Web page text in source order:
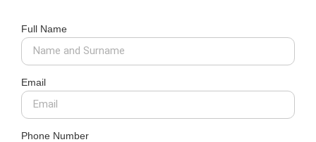
Full Name
Email
Phone Number